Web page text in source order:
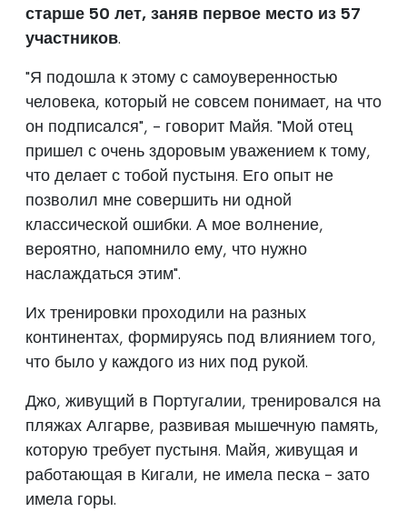
старше 50 лет, заняв первое место из 57
участников.
"Я подошла к этому с самоуверенностью
человека, который не совсем понимает, на что
он подписался", - говорит Майя. "Мой отец
пришел с очень здоровым уважением к тому,
что делает с тобой пустыня. Его опыт не
позволил мне совершить ни одной
классической ошибки. А мое волнение,
вероятно, напомнило ему, что нужно
наслаждаться этим".
Их тренировки проходили на разных
континентах, формируясь под влиянием того,
что было у каждого из них под рукой.
Джо, живущий в Португалии, тренировался на
пляжах Алгарве, развивая мышечную память,
которую требует пустыня. Майя, живущая и
работающая в Кигали, не имела песка - зато
имела горы.